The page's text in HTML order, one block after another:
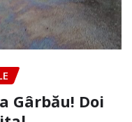
Gârbău! Doi